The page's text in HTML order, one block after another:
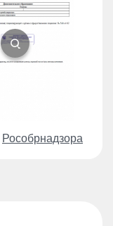
Рособрнадзора